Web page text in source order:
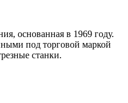
основанная в 1969 году.
под торговой маркой
станки.